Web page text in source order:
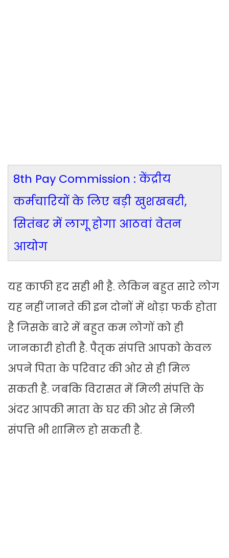
8th Pay Commission : केंद्रीय
कर्मचारियों के लिए बड़ी खुशखबरी,
सितंबर में लागू होगा आठवां वेतन
आयोग
यह काफी हद सही भी है. लेकिन बहुत सारे लोग
यह नहीं जानते की इन दोनों में थोड़ा फर्क होता
है जिसके बारे में बहुत कम लोगों को ही
जानकारी होती है. पैतृक संपत्ति आपको केवल
अपने पिता के परिवार की ओर से ही मिल
सकती है. जबकि विरासत में मिली संपत्ति के
अंदर आपकी माता के घर की ओर से मिली
संपत्ति भी शामिल हो सकती है.